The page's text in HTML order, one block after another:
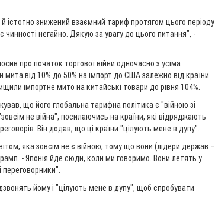
істотно знижений взаємний тариф протягом цього періоду
чинності негайно. Дякую за увагу до цього питання", -
про початок торгової війни одночасно з усіма
від 10% до 50% на імпорт до США залежно від країни
імпортне мито на китайські товари до рівня 104%.
що його глобальна тарифна політика є "війною зі
не війна", посилаючись на країни, які відряджають
Він додав, що ці країни "цілують мене в дупу".
яка зовсім не є війною, тому що вони (лідери держав –
- Японія йде сюди, коли ми говоримо. Вони летять у
переговорники".
йому і "цілують мене в дупу", щоб спробувати